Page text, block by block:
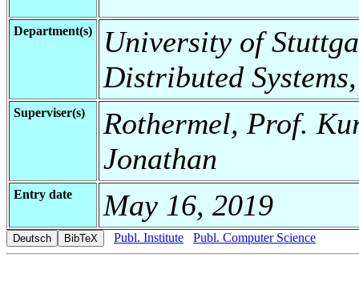
Department(s)
University of
Distributed
Superviser(s)
Rothermel, Prof.
Jonathan
Entry date May 16, 2019
Publ. Institute Publ. Computer Science